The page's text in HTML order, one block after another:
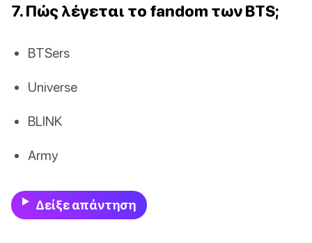
7. Πώς λέγεται το fandom των BTS;
BTSers
Universe
BLINK
Army
Δείξε απάντηση